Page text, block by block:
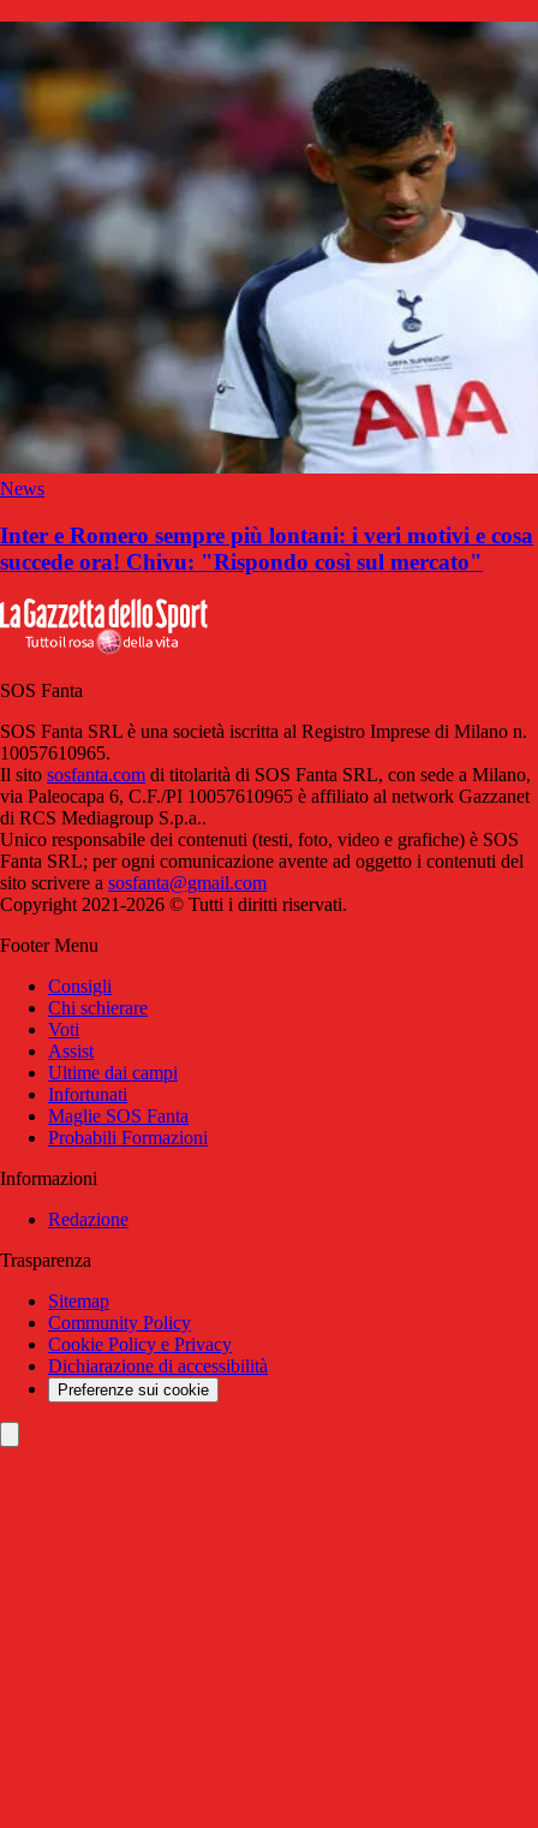
News
Inter e Romero sempre più lontani: i veri motivi e cosa
succede ora! Chivu: "Rispondo così sul mercato"
SOS Fanta
SOS Fanta SRL è una società iscritta al Registro Imprese di Milano n.
10057610965.
Il sito sosfanta.com di titolarità di SOS Fanta SRL, con sede a Milano,
via Paleocapa 6, C.F./PI 10057610965 è affiliato al network Gazzanet
di RCS Mediagroup S.p.a..
Unico responsabile dei contenuti (testi, foto, video e grafiche) è SOS
Fanta SRL; per ogni comunicazione avente ad oggetto i contenuti del
sito scrivere a sosfanta@gmail.com
Copyright 2021-2026 © Tutti i diritti riservati.
Footer Menu
Consigli
Chi schierare
Voti
Assist
Ultime dai campi
Infortunati
Maglie SOS Fanta
Probabili Formazioni
Informazioni
Redazione
Trasparenza
Sitemap
Community Policy
Cookie Policy e Privacy
Dichiarazione di accessibilità
Preferenze sui cookie